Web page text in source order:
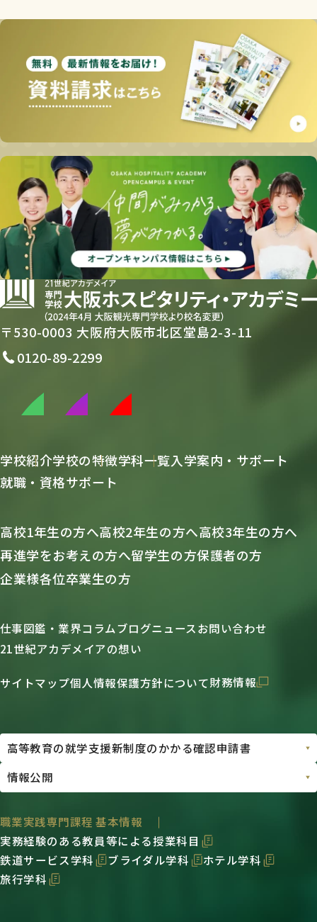
〒530-0003 大阪府大阪市北区堂島2-3-11
0120-89-2299
学校紹介学校の特徴学科一覧入学案内・サポート
就職・資格サポート
高校1年生の方へ高校2年生の方へ高校3年生の方へ
再進学をお考えの方へ留学生の方保護者の方
企業様各位卒業生の方
仕事図鑑・業界コラムブログニュースお問い合わせ
21世紀アカデメイアの想い
サイトマップ個人情報保護方針について財務情報
職業実践専門課程 基本情報
実務経験のある教員等による授業科目
鉄道サービス学科
ブライダル学科
ホテル学科
旅行学科